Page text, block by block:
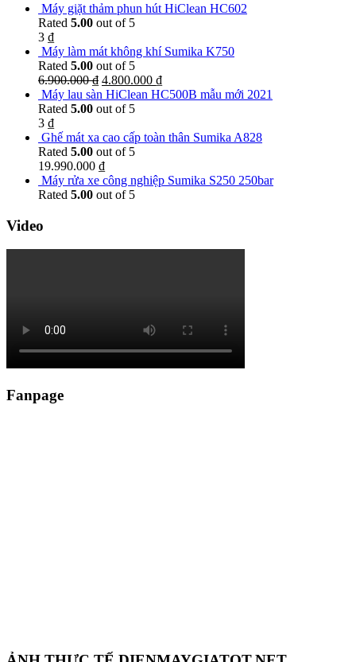
Máy giặt thảm phun hút HiClean HC602
Rated 5.00 out of 5
3 ₫
Máy làm mát không khí Sumika K750
Rated 5.00 out of 5
6.900.000₫ 4.800.000 ₫
Máy lau sàn HiClean HC500B mẫu mới 2021
Rated 5.00 out of 5
3 ₫
Ghế mát xa cao cấp toàn thân Sumika A828
Rated 5.00 out of 5
19.990.000 ₫
Máy rửa xe công nghiệp Sumika S250 250bar
Rated 5.00 out of 5
Video
Fanpage